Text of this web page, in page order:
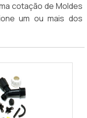
cotação de Moldes
um ou mais dos